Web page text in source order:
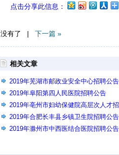
点击分享此信息：
没有了 | 下一篇 »
相关文章
2019年芜湖市邮政业安全中心招聘公告
2019年阜阳第四人民医院招聘公告
2019年亳州市妇幼保健院高层次人才
2019年合肥长丰县乡镇卫生院招聘公告
2019年滁州市中西医结合医院招聘公告